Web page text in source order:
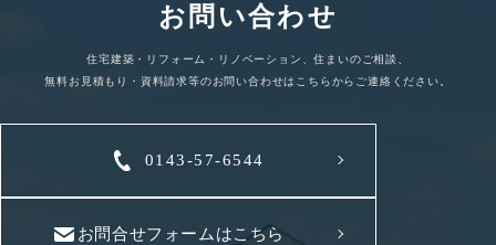
お問い合わせ
住宅建築・リフォーム・リノベーション、住まいのご相談、
無料お見積もり・資料請求等のお問い合わせはこちらからご連絡ください。
0143-57-6544
お問合せフォームはこちら